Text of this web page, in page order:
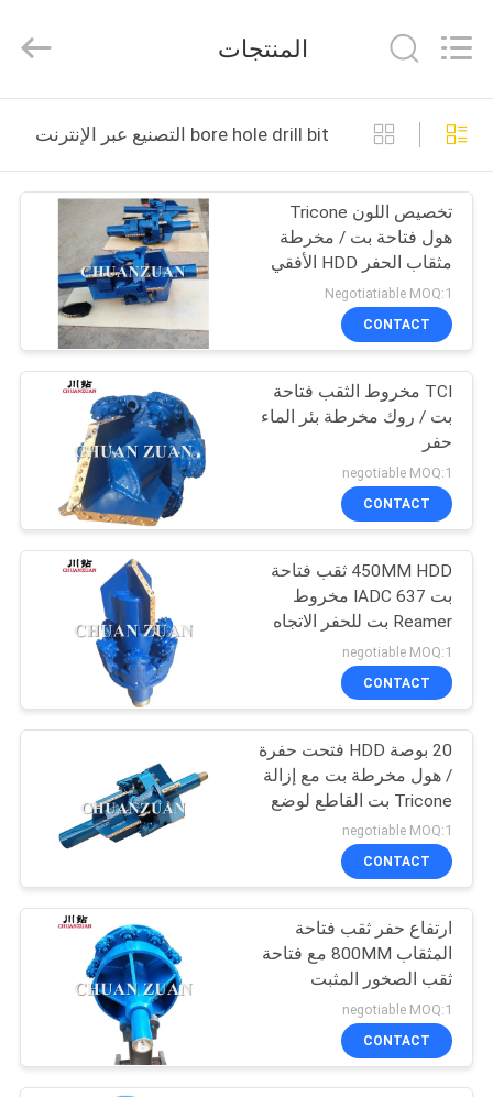
مسكن
منتجات
معلومات
جولة
المعمل
مراقبة
الجودة
اتصل
أخبار
اطلب
اقتباس
خريطة
الموقع
PRIVACY
POLICY
Manufacturing
Rights
المنتجات
bore hole drill bit التصنيع عبر الإنترنت
تخصيص اللون Tricone
هول فتاحة بت / مخرطة
مثقاب الحفر HDD الأفقي
Negotiatiable MOQ:1
CONTACT
TCI مخروط الثقب فتاحة
بت / روك مخرطة بئر الماء
حفر
negotiable MOQ:1
CONTACT
450MM HDD ثقب فتاحة
بت IADC 637 مخروط
Reamer بت للحفر الاتجاه
negotiable MOQ:1
CONTACT
20 بوصة HDD فتحت حفرة
/ هول مخرطة بت مع إزالة
Tricone بت القاطع لوضع
الأنابيب خندق
negotiable MOQ:1
CONTACT
ارتفاع حفر ثقب فتاحة
المثقاب 800MM مع فتاحة
ثقب الصخور المثبت
negotiable MOQ:1
CONTACT